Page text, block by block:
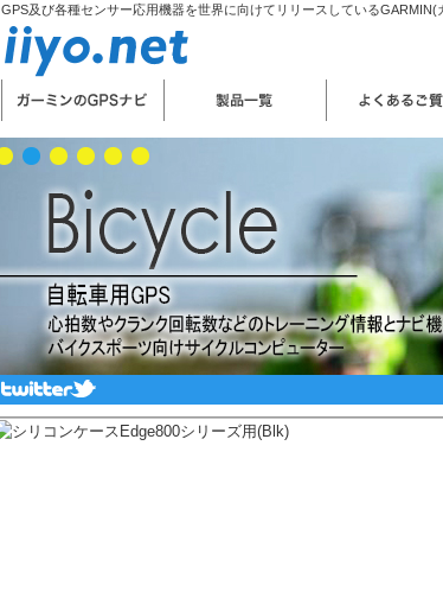
GPS及び各種センサー応用機器を世界に向けてリリースしている